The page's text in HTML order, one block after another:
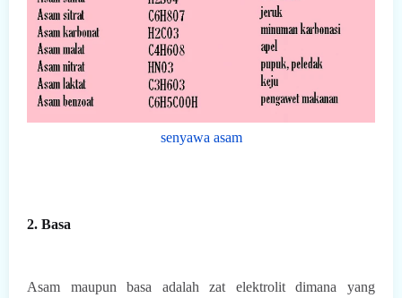
senyawa asam
2. Basa
Asam maupun basa adalah zat elektrolit dimana yang